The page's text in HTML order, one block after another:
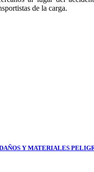
de la carga.
Y MATERIALES